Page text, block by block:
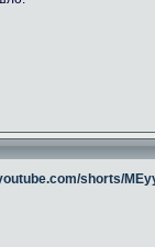
shorts/